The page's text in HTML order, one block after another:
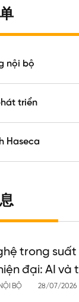
nội bộ
triển
Haseca
trong suất
đại: AI và
BỘ 28/07/2026